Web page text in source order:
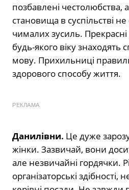
позбавлені честолюбства,
становища в суспільстві
чималих зусиль. Прекрасні
будь-якого віку знаходять
мову. Прихильниці
здорового способу життя.
РЕКЛАМА
Данилівни. Це дуже
жінки. Зазвичай, вони
але незвичайні гордячки.
організаторські здібності,